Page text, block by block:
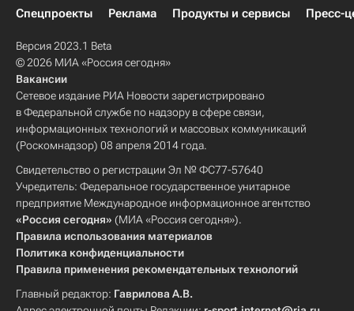
Спецпроекты
Реклама Продукты и сервисы Пресс-
Версия 2023.1 Beta
© 2026 МИА «Россия сегодня»
Вакансии
Сетевое издание РИА Новости зарегистрировано
в Федеральной службе по надзору в сфере связи,
информационных технологий и массовых коммуникаций
(Роскомнадзор) 08 апреля 2014 года.
Свидетельство о регистрации Эл № ФС77-57640
Учредитель: Федеральное государственное унитарное
предприятие Международное информационное агентство
«Россия сегодня» (МИА «Россия сегодня»).
Правила использования материалов
Политика конфиденциальности
Правила применения рекомендательных технологий
Главный редактор: Гаврилова А.В.